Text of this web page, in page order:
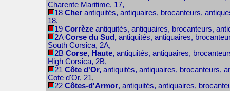
Charente Maritime, 17,
18 Cher antiquités, antiquaires, brocanteurs,
18,
19 Corrèze antiquités, antiquaires, brocanteurs,
2ACorse du Sud, antiquités, antiquaires,
South Corsica, 2A,
2B Corse, Haute, antiquités, antiquaires,
High Corsica, 2B,
21 Côte d'Or, antiquités, antiquaires, brocanteurs,
Cote d'Or, 21,
22 Côtes-d'Armor, antiquités, antiquaires,